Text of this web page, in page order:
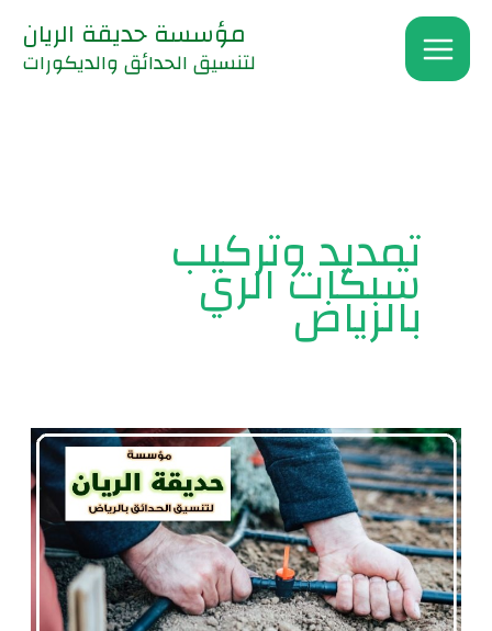
تخطي
المحتوى
مؤسسة حديقة الريان
لتنسيق الحدائق والديكورات
تمديد وتركيب
شبكات الري
بالرياض
شركة
تمديد
شبكات
الري
|
0560048269